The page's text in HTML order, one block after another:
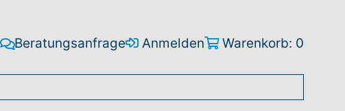
Beratungsanfrage Anmelden Warenkorb: 0